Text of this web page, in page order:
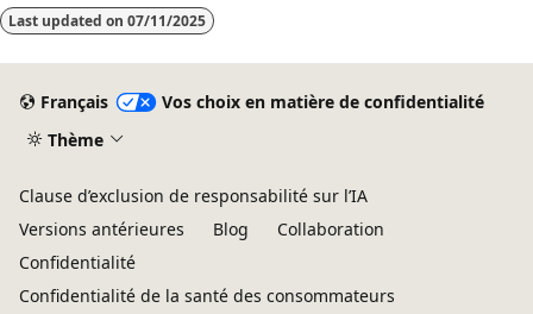
Last updated on 07/11/2025
Français
Vos choix en matière de confidentialité
Thème
Clause d’exclusion de responsabilité sur l’IA
Versions antérieures
Blog
Collaboration
Confidentialité
Confidentialité de la santé des consommateurs